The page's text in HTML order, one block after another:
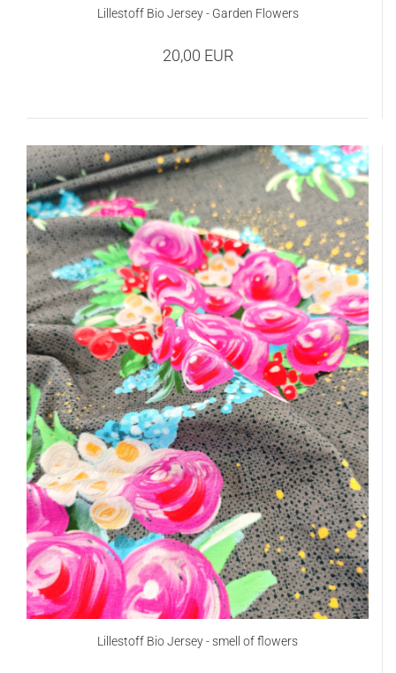
Lillestoff Bio Jersey - Garden Flowers
20,00 EUR
Lillestoff Bio Jersey - smell of flowers